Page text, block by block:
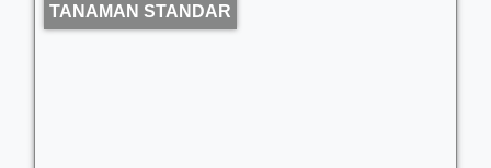
TANAMAN STANDAR